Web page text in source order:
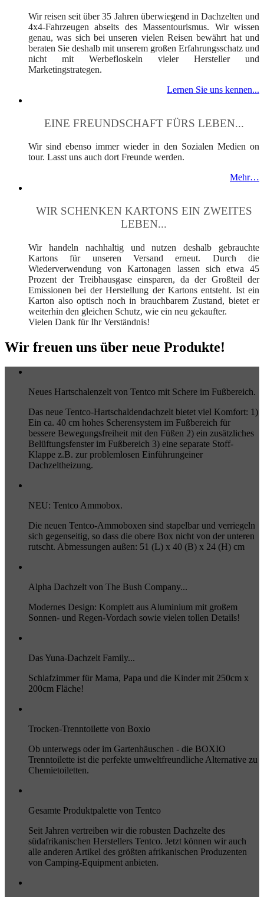
Wir reisen seit über 35 Jahren überwiegend in Dachzelten und
4x4-Fahrzeugen abseits des Massentourismus. Wir wissen
genau, was sich bei unseren vielen Reisen bewährt hat und
beraten Sie deshalb mit unserem großen Erfahrungsschatz und
nicht mit Werbefloskeln vieler Hersteller und
Marketingstrategen.
Lernen Sie uns kennen...
EINE FREUNDSCHAFT FÜRS LEBEN...
Wir sind ebenso immer wieder in den Sozialen Medien on
tour. Lasst uns auch dort Freunde werden.
Mehr…
WIR SCHENKEN KARTONS EIN ZWEITES
LEBEN...
Wir handeln nachhaltig und nutzen deshalb gebrauchte
Kartons für unseren Versand erneut. Durch die
Wiederverwendung von Kartonagen lassen sich etwa 45
Prozent der Treibhausgase einsparen, da der Großteil der
Emissionen bei der Herstellung der Kartons entsteht. Ist ein
Karton also optisch noch in brauchbarem Zustand, bietet er
weiterhin den gleichen Schutz, wie ein neu gekaufter.
Vielen Dank für Ihr Verständnis!
Wir freuen uns über neue Produkte!
Neues Hartschalenzelt von Tentco mit Schere im Fußbereich.
Das neue Tentco-Hartschaldendachzelt bietet viel Komfort: 1)
Ein ca. 40 cm hohes Scherensystem im Fußbereich für
bessere Bewegungsfreiheit mit den Füßen 2) ein zusätzliches
Belüftungsfenster im Fußbereich 3) eine separate Stoff-
Klappe z.B. zur problemlosen Einführungeiner
Dachzeltheizung.
NEU: Tentco Ammobox.
Die neuen Tentco-Ammoboxen sind stapelbar und verriegeln
sich gegenseitig, so dass die obere Box nicht von der unteren
rutscht. Abmessungen außen: 51 (L) x 40 (B) x 24 (H) cm
Alpha Dachzelt von The Bush Company...
Modernes Design: Komplett aus Aluminium mit großem
Sonnen- und Regen-Vordach sowie vielen tollen Details!
Das Yuna-Dachzelt Family...
Schlafzimmer für Mama, Papa und die Kinder mit 250cm x
200cm Fläche!
Trocken-Trenntoilette von Boxio
Ob unterwegs oder im Gartenhäuschen - die BOXIO
Trenntoilette ist die perfekte umweltfreundliche Alternative zu
Chemietoiletten.
Gesamte Produktpalette von Tentco
Seit Jahren vertreiben wir die robusten Dachzelte des
südafrikanischen Herstellers Tentco. Jetzt können wir auch
alle anderen Artikel des größten afrikanischen Produzenten
von Camping-Equipment anbieten.